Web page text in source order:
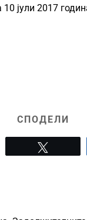
јули 2017
СПОДЕЛИ